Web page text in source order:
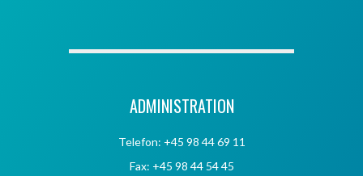
ADMINISTRATION
Telefon: +45 98 44 69 11
Fax: +45 98 44 54 45